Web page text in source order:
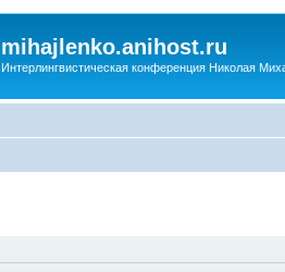
mihajlenko.anihost.ru
Интерлингвистическая конференция Николая